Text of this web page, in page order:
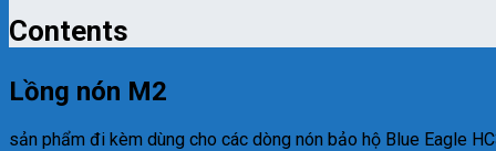
Contents
Lồng nón M2
sản phẩm đi kèm dùng cho các dòng nón bảo hộ Blue Eagle